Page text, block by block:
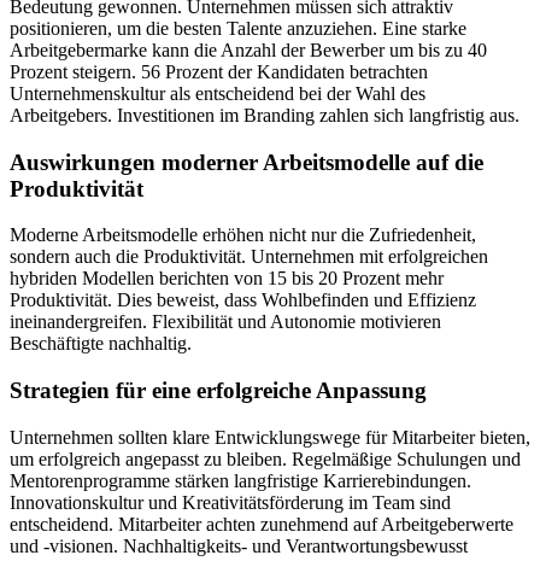
Bedeutung gewonnen. Unternehmen müssen sich attraktiv
positionieren, um die besten Talente anzuziehen. Eine starke
Arbeitgebermarke kann die Anzahl der Bewerber um bis zu 40
Prozent steigern. 56 Prozent der Kandidaten betrachten
Unternehmenskultur als entscheidend bei der Wahl des
Arbeitgebers. Investitionen im Branding zahlen sich langfristig aus.
Auswirkungen moderner Arbeitsmodelle auf die
Produktivität
Moderne Arbeitsmodelle erhöhen nicht nur die Zufriedenheit,
sondern auch die Produktivität. Unternehmen mit erfolgreichen
hybriden Modellen berichten von 15 bis 20 Prozent mehr
Produktivität. Dies beweist, dass Wohlbefinden und Effizienz
ineinandergreifen. Flexibilität und Autonomie motivieren
Beschäftigte nachhaltig.
Strategien für eine erfolgreiche Anpassung
Unternehmen sollten klare Entwicklungswege für Mitarbeiter bieten,
um erfolgreich angepasst zu bleiben. Regelmäßige Schulungen und
Mentorenprogramme stärken langfristige Karrierebindungen.
Innovationskultur und Kreativitätsförderung im Team sind
entscheidend. Mitarbeiter achten zunehmend auf Arbeitgeberwerte
und -visionen. Nachhaltigkeits- und Verantwortungsbewusst